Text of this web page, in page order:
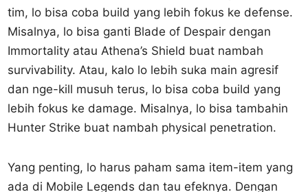
tim, lo bisa coba build yang lebih fokus ke defense.
Misalnya, lo bisa ganti Blade of Despair dengan
Immortality atau Athena’s Shield buat nambah
survivability. Atau, kalo lo lebih suka main agresif
dan nge-kill musuh terus, lo bisa coba build yang
lebih fokus ke damage. Misalnya, lo bisa tambahin
Hunter Strike buat nambah physical penetration.
Yang penting, lo harus paham sama item-item yang
ada di Mobile Legends dan tau efeknya. Dengan